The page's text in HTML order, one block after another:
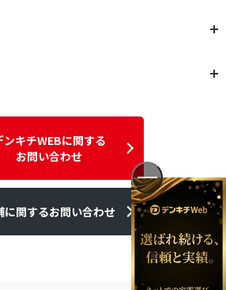
ンキチWEBに関する
お問い合わせ
に関するお問い合わせ